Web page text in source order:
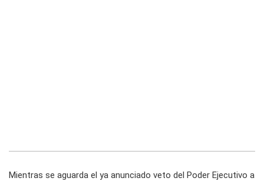
Mientras se aguarda el ya anunciado veto del Poder Ejecutivo a